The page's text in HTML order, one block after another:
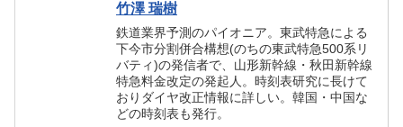
竹澤 瑞樹
鉄道業界予測のパイオニア。東武特急による
下今市分割併合構想(のちの東武特急500系リ
バティ)の発信者で、山形新幹線・秋田新幹線
特急料金改定の発起人。時刻表研究に長けて
おりダイヤ改正情報に詳しい。韓国・中国な
どの時刻表も発行。